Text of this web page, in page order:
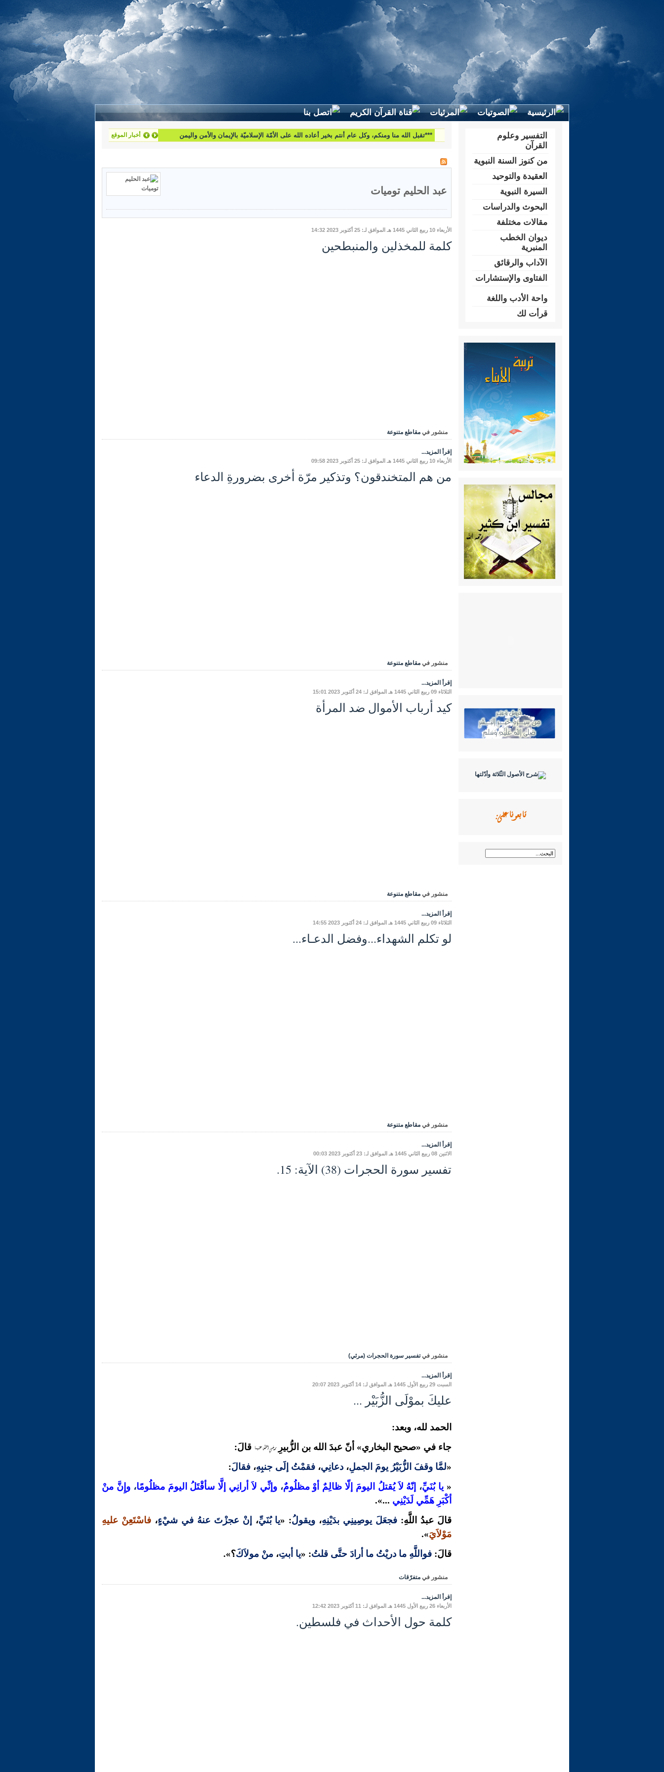
أخبار الموقع
لطرح استفساراتكم وأسئلتكم واقتراحاتكم اتّصلوا بنا على البريد التّالي:
عبد الحليم توميات
الأربعاء 10 ربيع الثاني 1445 هـ الموافق لـ: 25 أكتوبر 2023 14:32
كلمة للمخذلين والمنبطحين
منشور في مقاطع متنوعة
إقرأ المزيد...
الأربعاء 10 ربيع الثاني 1445 هـ الموافق لـ: 25 أكتوبر 2023 09:58
من هم المتخندقون؟ وتذكير مرّة أخرى بضرورةِ الدعاء
منشور في مقاطع متنوعة
إقرأ المزيد...
الثلاثاء 09 ربيع الثاني 1445 هـ الموافق لـ: 24 أكتوبر 2023 15:01
كيد أرباب الأموال ضد المرأة
منشور في مقاطع متنوعة
إقرأ المزيد...
الثلاثاء 09 ربيع الثاني 1445 هـ الموافق لـ: 24 أكتوبر 2023 14:55
لو تكلم الشهداء...وفضل الدعـاء...
منشور في مقاطع متنوعة
إقرأ المزيد...
الاثنين 08 ربيع الثاني 1445 هـ الموافق لـ: 23 أكتوبر 2023 00:03
تفسير سورة الحجرات (38) الآية: 15.
منشور في تفسير سورة الحجرات (مرئي)
إقرأ المزيد...
السبت 29 ربيع الأول 1445 هـ الموافق لـ: 14 أكتوبر 2023 20:07
عليكَ بموْلَى الزُّبَيْر ...
الحمد لله، وبعد:
جاء في «صحيح البخاري» أنّ عبدَ الله بن الزُّبيرِرضي الله عنهما قالَ:
«لمَّا وقفَ الزُّبَيْرُ يومَ الجملِ، دعانِي، فقمْتُ إلَى جنبِهِ، فقالَ:
« يا بُنَيِّ، إنّهُ لاَ يُقتلُ اليومَ إلّا ظالِمٌ أوْ مظلُومٌ،وإنِّي لاَ أرانِي إلَّا سأقْتَلُ اليومَ مظلُومًا،وإِنَّ منْ
أكْبَرِ هَمِّي لَدَيْنِي ...».
قالَ عبدُ اللَّهِ: فجعَلَ يوصِينِي بدَيْنِهِ، ويقولُ: «يا بُنَيِّ، إنْ عجزْتَ عنهُ في شيْءٍ،فاسْتَعِنْ عليهِ
مَوْلاَيَ».
قالَ: فواللَّهِ ما دريْتُ ما أرادَ حتَّى قلتُ: «يا أبتِ، منْ مولاَكَ؟».
منشور في متفرّقات
إقرأ المزيد...
الأربعاء 26 ربيع الأول 1445 هـ الموافق لـ: 11 أكتوبر 2023 12:42
كلمة حول الأحداث في فلسطين.
التفسير وعلوم
القرآن
من كنوز السنة النبوية
العقيدة والتوحيد
السيرة النبوية
البحوث والدراسات
مقالات مختلفة
ديوان الخطب
المنبرية
الآداب والرقائق
الفتاوى والإستشارات
واحة الأدب واللغة
قرأت لك
تابعونا على: